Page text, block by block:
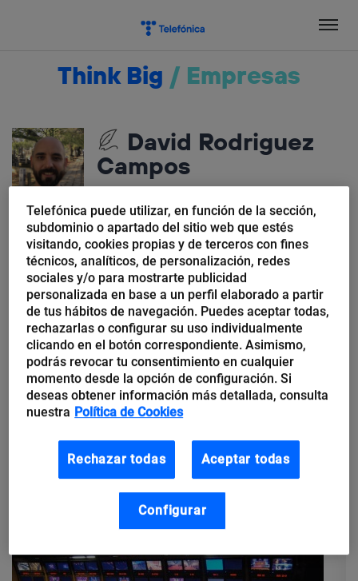
Think Big / Empresas
David Rodriguez
Campos
David Rodriguez Campos
Telefónica Open Future abre
convocatoria para seleccionar y
acelerar 70 proyectos de
emprendimiento
Telefónica Open Future lanza la primera Call Open Future
España 2020, en la que 9 Hubs de la red global Open Future
Telefónica puede utilizar, en función de la sección,
subdominio o apartado del sitio web que estés
visitando, cookies propias y de terceros con fines
técnicos, analíticos, de personalización, redes
sociales y/o para mostrarte publicidad
personalizada en base a un perfil elaborado a partir
de tus hábitos de navegación. Puedes aceptar todas,
rechazarlas o configurar su uso individualmente
clicando en el botón correspondiente. Asimismo,
podrás revocar tu consentimiento en cualquier
momento desde la opción de configuración. Si
deseas obtener información más detallada, consulta
nuestra Política de Cookies
Rechazar todas Aceptar todas
Configurar